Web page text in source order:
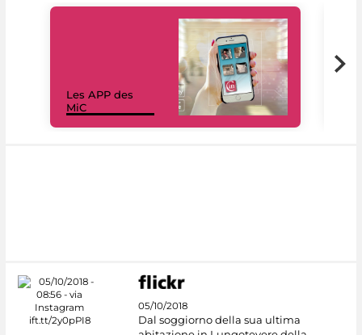
Les APP des
MiC
05/10/2018
Dal soggiorno della sua ultima